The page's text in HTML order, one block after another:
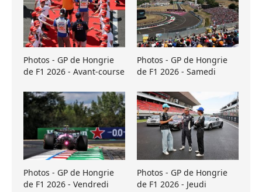
Photos - GP de Hongrie
de F1 2026 - Avant-course
Photos - GP de Hongrie
de F1 2026 - Samedi
Photos - GP de Hongrie
de F1 2026 - Vendredi
Photos - GP de Hongrie
de F1 2026 - Jeudi